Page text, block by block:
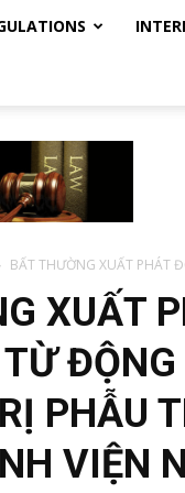
BẤT THƯỜNG XUẤT PHÁT
XUẤT
PHẪU
VIỆN